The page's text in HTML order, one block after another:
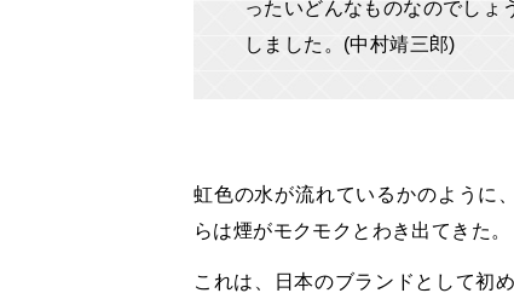
ったいどんなものなのでしょ
しました。(中村靖三郎)
虹色の水が流れているかのように
らは煙がモクモクとわき出てきた。
これは、日本のブランドとして初